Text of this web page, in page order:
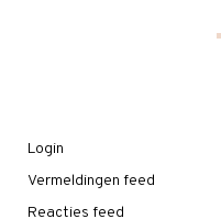
Login
Vermeldingen feed
Reacties feed